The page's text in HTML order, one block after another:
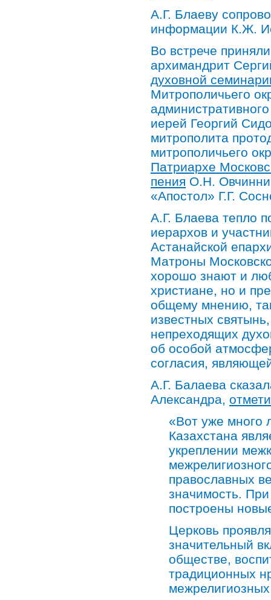
А.Г. Блаеву
информации К.Ж.
Во встрече
архимандрит
духовной
Митрополичьего
иерей Георгий
митрополита
митрополичьего
Патриархе
пения О.Н.
«Апостол» Г.Г.
А.Г. Блаева тепло
иерархов и
Астанайской
Матроны
хорошо знают и
христиане, но и
общему мнению,
известных
непреходящих
об особой
согласия,
А.Г. Балаева
Александра,
«Вот уже много
Казахстана
укреплении
православных
значимость.
построены
Церковь
значительный
обществе,
традиционных